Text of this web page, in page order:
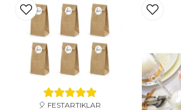
🎈 FESTARTIKLAR
Ja, ni får publicera min fråga